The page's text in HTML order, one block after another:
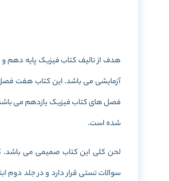
هدف از تالیف کتاب فیزیک پایه دهم
فصل های کتاب فیزیک یازدهم می
شده است.
لحن کلی این کتاب صمیمی می باشد.
سوالات تستی قرار دارد و در جلد